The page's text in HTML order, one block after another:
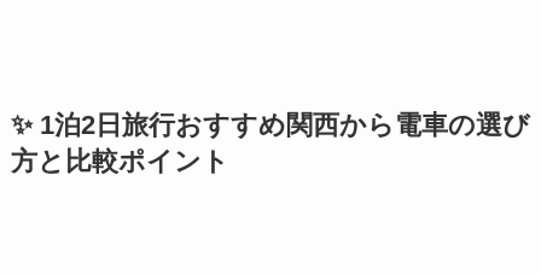
✨ 1泊2日旅行おすすめ関西から電車の選び
方と比較ポイント